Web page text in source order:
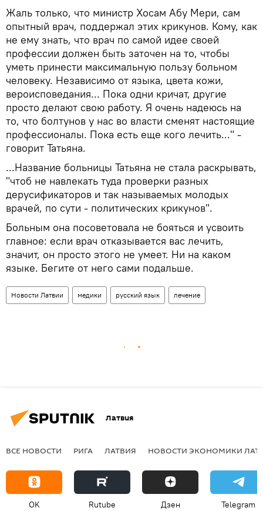
Жаль только, что министр Хосам Абу Мери, сам
опытный врач, поддержал этих крикунов. Кому, как
не ему знать, что врач по самой идее своей
профессии должен быть заточен на то, чтобы
уметь принести максимальную пользу больном
человеку. Независимо от языка, цвета кожи,
вероисповедания... Пока одни кричат, другие
просто делают свою работу. Я очень надеюсь на
то, что болтунов у нас во власти сменят настоящие
профессионалы. Пока есть еще кого лечить..." -
говорит Татьяна.
...Название больницы Татьяна не стала раскрывать,
"чтоб не навлекать туда проверки разных
дерусификаторов и так называемых молодых
врачей, по сути - политических крикунов".
Больным она посоветовала не бояться и усвоить
главное: если врач отказывается вас лечить,
значит, он просто этого не умеет. Ни на каком
языке. Бегите от него сами подальше.
Новости Латвии медики русский язык лечение
Латвия
ВСЕ НОВОСТИ РИГА ЛАТВИЯ НОВОСТИ ЭКОНОМИКИ
OK Rutube Дзен Telegram